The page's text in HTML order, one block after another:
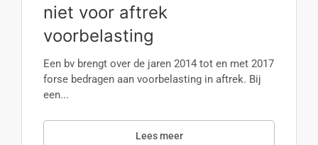
niet voor aftrek
voorbelasting
Een bv brengt over de jaren 2014 tot en met 2017
forse bedragen aan voorbelasting in aftrek. Bij
een...
Lees meer